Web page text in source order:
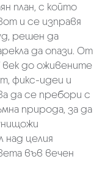
план, с който
и се изправя
решен да
да опази. От
до оживените
фикс-идеи и
да се пребори с
природа, за да
над целия
във вечен